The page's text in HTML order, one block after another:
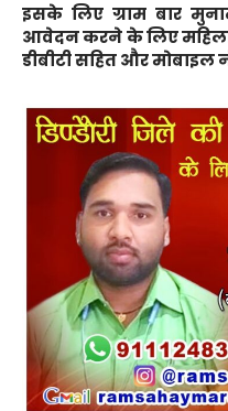
इसके लिए ग्राम बार
आवेदन करने के लिए
डीबीटी सहित और मोबाइल